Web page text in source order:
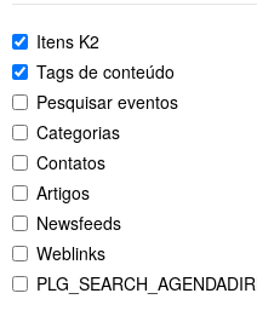
Itens K2
Tags de conteúdo
Pesquisar eventos
Categorias
Contatos
Artigos
Newsfeeds
Weblinks